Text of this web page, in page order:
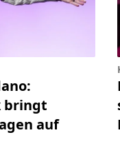
bringt
auf